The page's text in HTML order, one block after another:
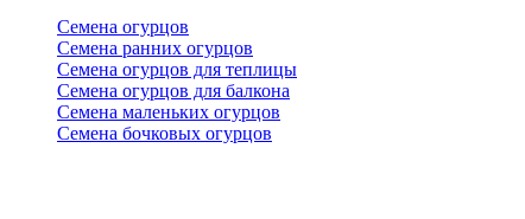
Семена огурцов
Семена ранних огурцов
Семена огурцов для теплицы
Семена огурцов для балкона
Семена маленьких огурцов
Семена бочковых огурцов